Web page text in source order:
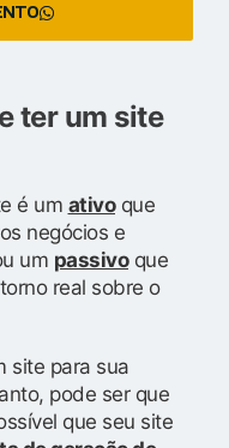
ter um site
é um ativoque
negócios e
um passivoque
real sobre o
site para sua
pode ser que
que seu site